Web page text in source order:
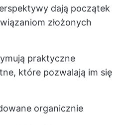
dają początek
złożonych
praktyczne
które pozwalają im się
organicznie